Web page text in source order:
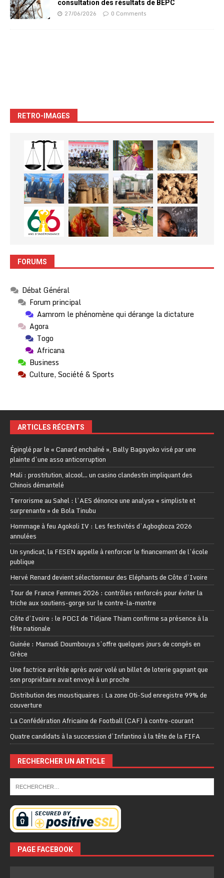
consultation des résultats de BEPC
27/06/2026 0 Comments
RETRO-IMAGES
FORUMS
Débat Général
Forum principal
Aamrom le phénomène qui dérange la dictature
Agora
Togo
Africana
Business
Culture, Société & Sports
ARTICLES RÉCENTS
Épinglé par le « Canard enchaîné », Bally Bagayoko visé par une
plainte d’une asso anticorruption
Mali : prostitution, alcool… un casino clandestin impliquant des
Chinois démantelé
Terrorisme au Sahel : l’AES dénonce une analyse « simpliste et
surprenante » de Bola Tinubu
Hommage à feu Agokoli IV : Les festivités d’Agbogboza 2026
annulées
Un syndicat, la FESEN appelle à renforcer le financement de l’école
publique
Hervé Renard devient sélectionneur des Eléphants de Côte d’Ivoire
Tour de France Femmes 2026 : contrôles renforcés pour éviter la
triche aux soutiens-gorge sur le contre-la-montre
Côte d’Ivoire : le PDCI de Tidjane Thiam confirme sa présence à la
fête nationale
Guinée : Mamadi Doumbouya s’offre quelques jours de congés en
Grèce
Une factrice arrêtée après avoir volé un billet de loterie gagnant que
son propriétaire avait envoyé à un proche
Distribution des moustiquaires : La zone Oti-Sud enregistre 99% de
couverture
La Confédération Africaine de Football (CAF) à contre-courant
Quatre candidats à la succession d’Infantino à la tête de la FIFA
RECHERCHER UN ARTICLE
PAGE FACEBOOK